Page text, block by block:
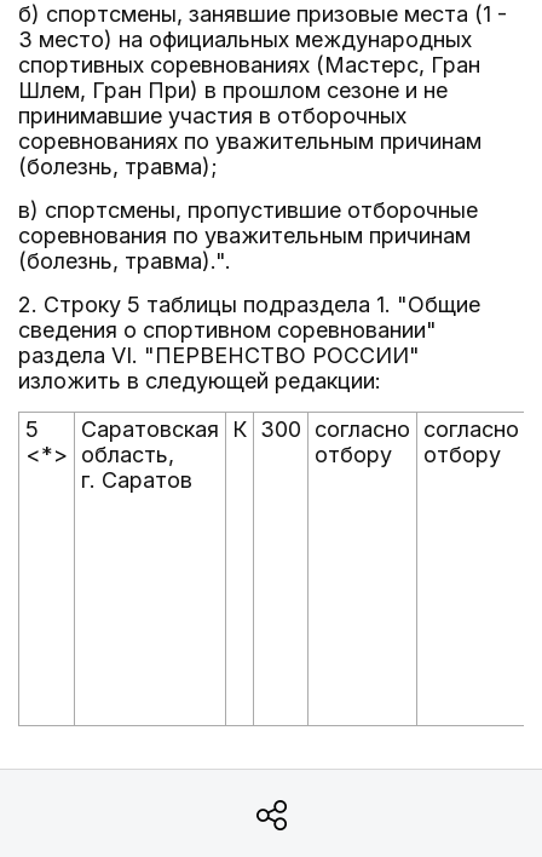
б) спортсмены, занявшие призовые места (1 -
3 место) на официальных международных
спортивных соревнованиях (Мастерс, Гран
Шлем, Гран При) в прошлом сезоне и не
принимавшие участия в отборочных
соревнованиях по уважительным причинам
(болезнь, травма);
в) спортсмены, пропустившие отборочные
соревнования по уважительным причинам
(болезнь, травма).".
2. Строку 5 таблицы подраздела 1. "Общие
сведения о спортивном соревновании"
раздела VI. "ПЕРВЕНСТВО РОССИИ"
изложить в следующей редакции:
5
<*>
Саратовская
область,
г. Саратов
К 300
согласно
отбору
согласно
отбору